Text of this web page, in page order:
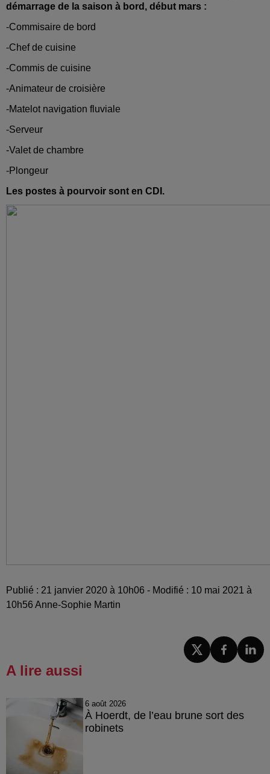
démarrage de la saison à bord, début mars :
-Commisaire de bord
-Chef de cuisine
-Commis de cuisine
-Animateur de croisière
-Matelot navigation fluviale
-Serveur
-Valet de chambre
-Plongeur
Les postes à pourvoir sont en CDI.
Publié : 21 janvier 2020 à 10h06 - Modifié : 10 mai 2021 à
10h56 Anne-Sophie Martin
A lire aussi
6 août 2026
À Hoerdt, de l’eau brune sort des
robinets